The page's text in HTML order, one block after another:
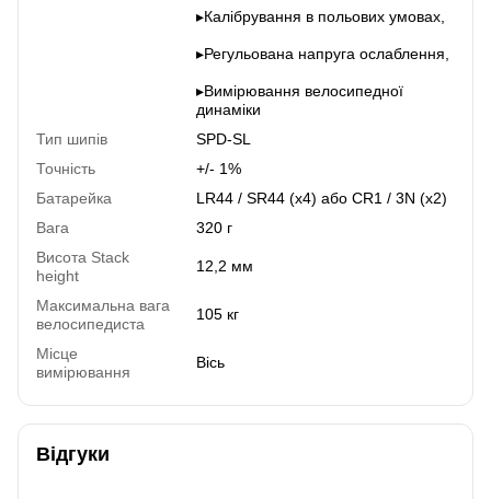
▸Калібрування в польових умовах,
▸Регульована напруга ослаблення,
▸Вимірювання велосипедної
динаміки
Тип шипів
SPD-SL
Точність
+/- 1%
Батарейка
LR44 / SR44 (x4) або CR1 / 3N (x2)
Вага
320 г
Висота Stack
height
12,2 мм
Максимальна вага
велосипедиста
105 кг
Місце
вимірювання
Вісь
Відгуки